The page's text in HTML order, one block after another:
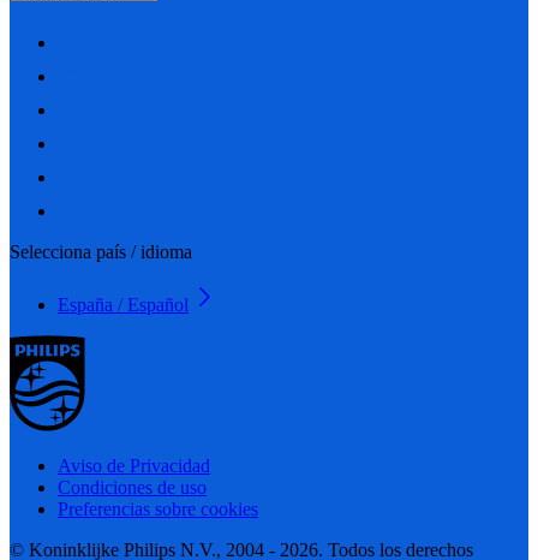
Selecciona país / idioma
España / Español
Aviso de Privacidad
Condiciones de uso
Preferencias sobre cookies
© Koninklijke Philips N.V., 2004 - 2026. Todos los derechos